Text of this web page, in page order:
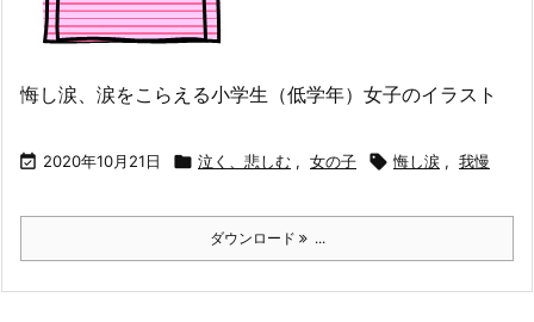
悔し涙、涙をこらえる小学生（低学年）女子のイラスト
 2020年10月21日  泣く、悲しむ , 女の子  悔し涙 , 我慢
ダウンロード ...